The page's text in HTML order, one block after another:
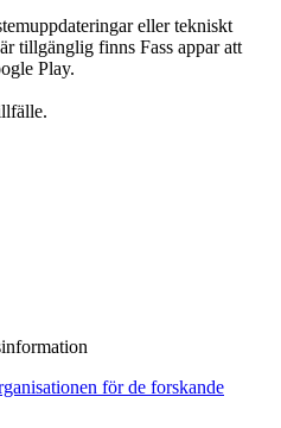
eller tekniskt
tillgänglig finns Fass appar att
Play.
för de forskande